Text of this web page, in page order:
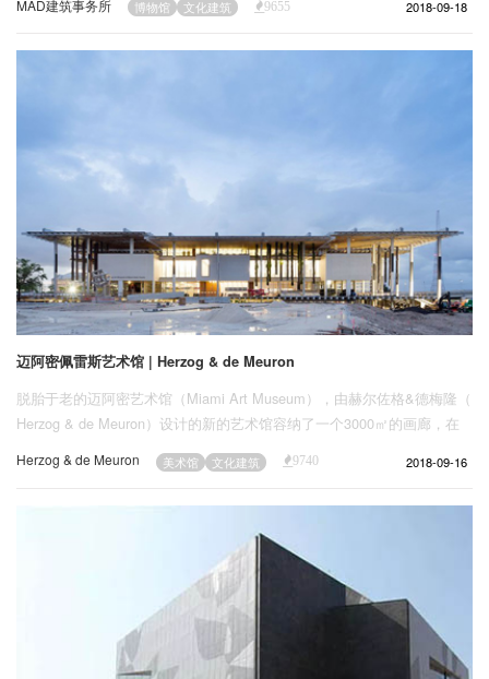
的个人博物馆。它的外观看起来像一个伏在海面上的魔鬼鱼。将会处在一
MAD建筑事务所 博物馆 文化建筑 9655 2018-09-18
迈阿密佩雷斯艺术馆 | Herzog & de Meuron
脱胎于老的迈阿密艺术馆（Miami Art Museum），由赫尔佐格&德梅隆（
Herzog & de Meuron）设计的新的艺术馆容纳了一个3000㎡的画廊，在
混凝土盒子形成各个展区，盒子间通过巨大的高架走廊链接。
Herzog & de Meuron 美术馆 文化建筑 9740 2018-09-16